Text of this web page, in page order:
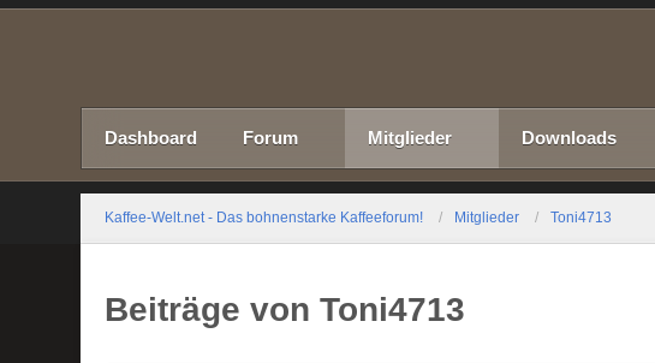
Dashboard Forum Mitglieder Downloads
Kaffee-Welt.net - Das bohnenstarke Kaffeeforum! Mitglieder Toni4713
Beiträge von Toni4713